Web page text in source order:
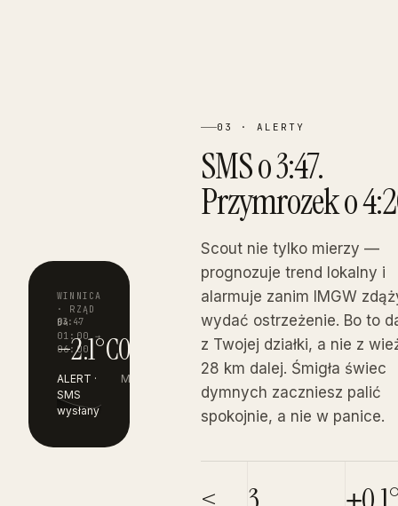
WINNICA
· RZĄD
B4 ·
01:00 →
06:00
03:47
−2.1°C
ALERT ·
SMS
wysłany
04:20
MINIMUM
03 · ALERTY
SMS o 3:47.
Przymrozek o
Scout nie tylko mierzy —
prognozuje trend lokalny i
alarmuje zanim IMGW
wydać ostrzeżenie. Bo to
z Twojej działki, a nie z
28 km dalej. Śmigła świec
dymnych zaczniesz palić
spokojnie, a nie w panice.